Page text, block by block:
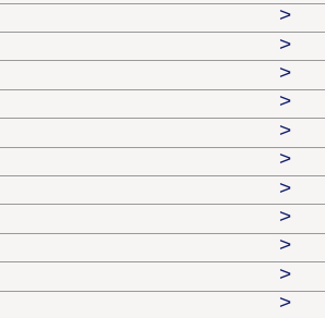
>
>
>
>
>
>
>
>
>
>
>